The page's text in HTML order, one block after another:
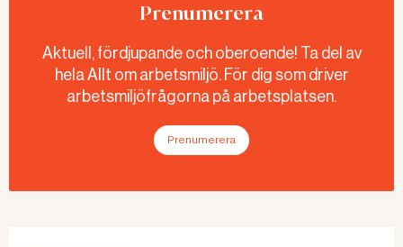
Prenumerera
Aktuell, fördjupande och oberoende! Ta del av
hela Allt om arbetsmiljö. För dig som driver
arbetsmiljöfrågorna på arbetsplatsen.
Prenumerera